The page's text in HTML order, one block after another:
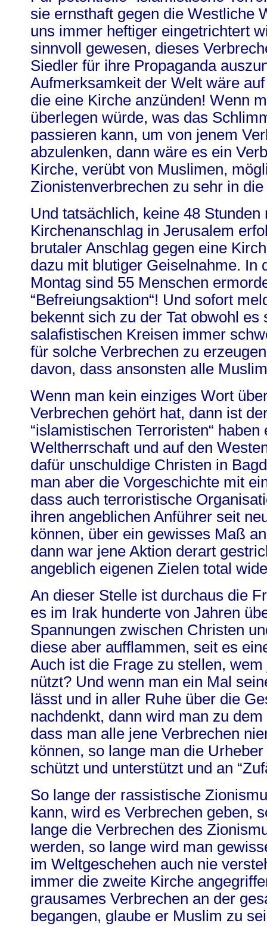
sie ernsthaft gegen die Westliche
uns immer heftiger eingetrichtert
sinnvoll gewesen, dieses
Siedler für ihre Propaganda
Aufmerksamkeit der Welt wäre
die eine Kirche anzünden! Wenn
überlegen würde, was das
passieren kann, um von jenem
abzulenken, dann wäre es ein
Kirche, verübt von Muslimen,
Zionistenverbrechen zu sehr in
Und tatsächlich, keine 48 Stunden
Kirchenanschlag in Jerusalem
brutaler Anschlag gegen eine
dazu mit blutiger Geiselnahme. In
Montag sind 55 Menschen
“Befreiungsaktion“! Und sofort
bekennt sich zu der Tat obwohl es
salafistischen Kreisen immer
für solche Verbrechen zu
davon, dass ansonsten alle
Wenn man kein einziges Wort
Verbrechen gehört hat, dann ist
“islamistischen Terroristen“
Weltherrschaft und auf den
dafür unschuldige Christen in
man aber die Vorgeschichte mit
dass auch terroristische
ihren angeblichen Anführer seit
können, über ein gewisses Maß
dann war jene Aktion derart
angeblich eigenen Zielen total
An dieser Stelle ist durchaus die
es im Irak hunderte von Jahren
Spannungen zwischen Christen
diese aber aufflammen, seit es
Auch ist die Frage zu stellen,
nützt? Und wenn man ein Mal
lässt und in aller Ruhe über die
nachdenkt, dann wird man zu
dass man alle jene Verbrechen
können, so lange man die
schützt und unterstützt und an
So lange der rassistische
kann, wird es Verbrechen geben,
lange die Verbrechen des
werden, so lange wird man
im Weltgeschehen auch nie
immer die zweite Kirche
grausames Verbrechen an der
begangen, glaube er Muslim zu